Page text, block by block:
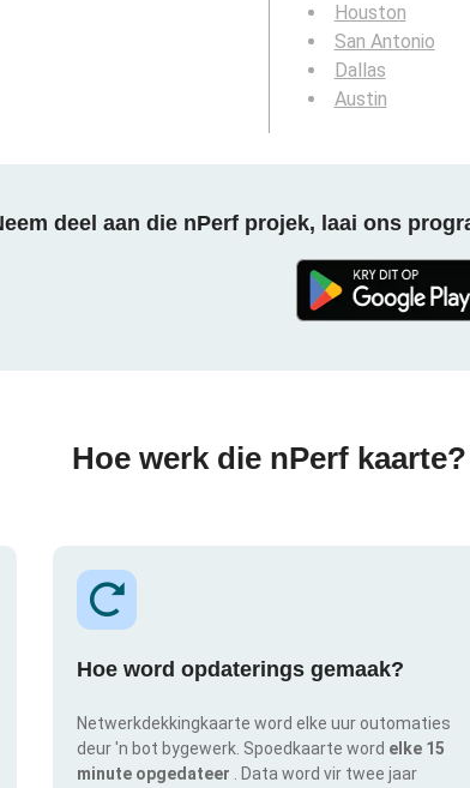
Houston
San Antonio
Dallas
Austin
deel aan die nPerf projek, laai ons
Hoe werk die nPerf kaarte?
Hoe word opdaterings gemaak?
Netwerkdekkingkaarte word elke uur outomaties
deur 'n bot bygewerk. Spoedkaarte word elke 15
minute opgedateer
. Data word vir twee jaar